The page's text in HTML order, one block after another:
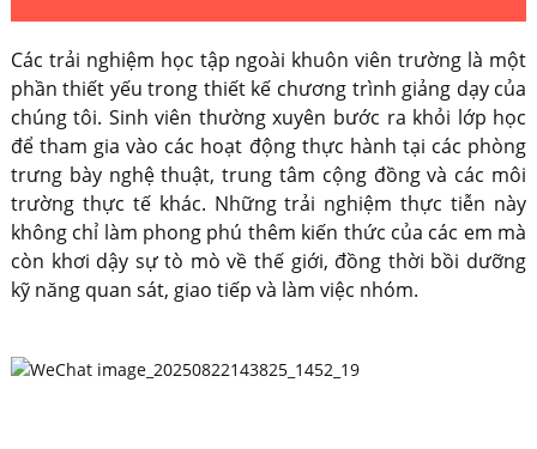
Các trải nghiệm học tập ngoài khuôn viên trường là một
phần thiết yếu trong thiết kế chương trình giảng dạy của
chúng tôi. Sinh viên thường xuyên bước ra khỏi lớp học
để tham gia vào các hoạt động thực hành tại các phòng
trưng bày nghệ thuật, trung tâm cộng đồng và các môi
trường thực tế khác. Những trải nghiệm thực tiễn này
không chỉ làm phong phú thêm kiến ​​thức của các em mà
còn khơi dậy sự tò mò về thế giới, đồng thời bồi dưỡng
kỹ năng quan sát, giao tiếp và làm việc nhóm.